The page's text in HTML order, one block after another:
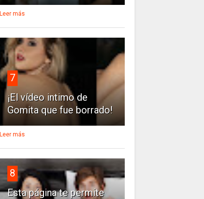
Leer más
7
¡El vídeo intimo de
Gomita que fue borrado!
Leer más
8
Esta página te permite